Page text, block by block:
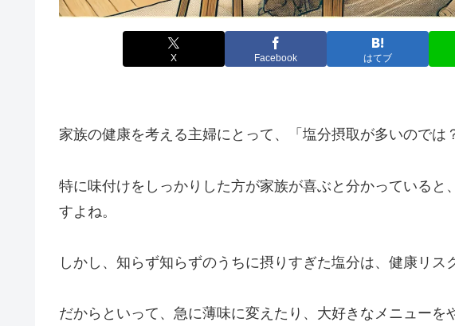
X Facebook はてブ
家族の健康を考える主婦にとって、「塩分摂取が多いのでは
特に味付けをしっかりした方が家族が喜ぶと分かっていると
すよね。
しかし、知らず知らずのうちに摂りすぎた塩分は、健康リス
だからといって、急に薄味に変えたり、大好きなメニューを